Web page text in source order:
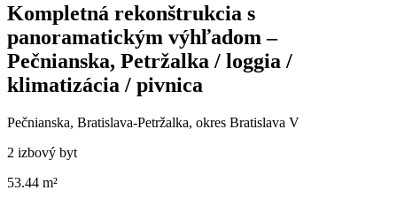
Kompletná rekonštrukcia s
panoramatickým výhľadom –
Pečnianska, Petržalka / loggia /
klimatizácia / pivnica
Pečnianska, Bratislava-Petržalka, okres Bratislava V
2 izbový byt
53.44 m²